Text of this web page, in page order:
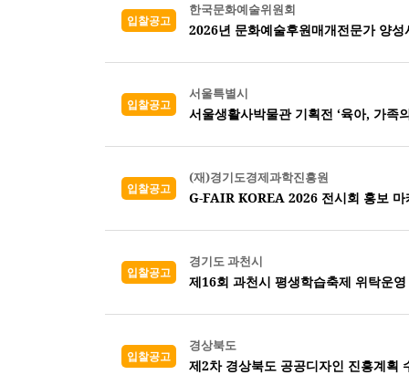
입찰공고
한국문화예술위원회
2026년 문화예술후원매개전문가 양성
입찰공고
서울특별시
서울생활사박물관 기획전 ‘육아, 가족
입찰공고
(재)경기도경제과학진흥원
G-FAIR KOREA 2026 전시회 홍보 마
입찰공고
경기도 과천시
제16회 과천시 평생학습축제 위탁운
입찰공고
경상북도
제2차 경상북도 공공디자인 진흥계획